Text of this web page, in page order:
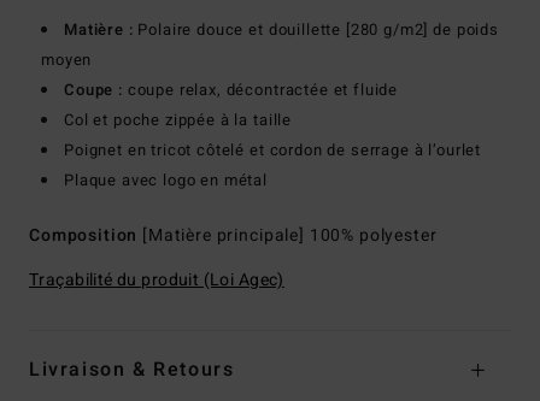
Matière : Polaire douce et douillette [280 g/m2] de poids
moyen
Coupe : coupe relax, décontractée et fluide
Col et poche zippée à la taille
Poignet en tricot côtelé et cordon de serrage à l’ourlet
Plaque avec logo en métal
Composition [Matière principale] 100% polyester
Traçabilité du produit (Loi Agec)
Livraison & Retours